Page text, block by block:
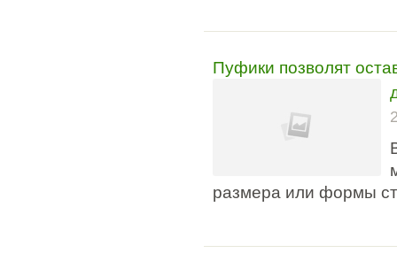
Пуфики позволят
размера или формы